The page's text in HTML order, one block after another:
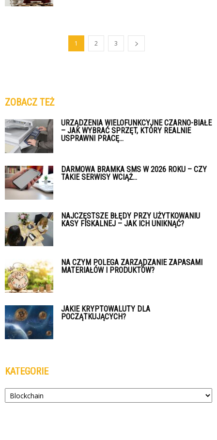
1 2 3
ZOBACZ TEŻ
URZĄDZENIA WIELOFUNKCYJNE CZARNO-BIAŁE
– JAK WYBRAĆ SPRZĘT, KTÓRY REALNIE
USPRAWNI PRACĘ...
DARMOWA BRAMKA SMS W 2026 ROKU – CZY
TAKIE SERWISY WCIĄŻ...
NAJCZĘSTSZE BŁĘDY PRZY UŻYTKOWANIU
KASY FISKALNEJ – JAK ICH UNIKNĄĆ?
NA CZYM POLEGA ZARZĄDZANIE ZAPASAMI
MATERIAŁÓW I PRODUKTÓW?
JAKIE KRYPTOWALUTY DLA
POCZĄTKUJĄCYCH?
KATEGORIE
Kategorie